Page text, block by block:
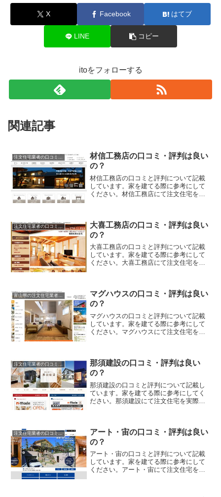
X Facebook はてブ
LINE コピー
itoをフォローする
関連記事
注文住宅業者の口コミと評判、体験談
材信工務店の口コミ・評判は良い
の？
材信工務店の口コミと評判について記載
しています。家を建てる際に参考にして
ください。材信工務店にて注文住宅を実
注文住宅業者の口コミと評判、体験談
大喜工務店の口コミ・評判は良い
の？
大喜工務店の口コミと評判について記載
しています。家を建てる際に参考にして
ください。大喜工務店にて注文住宅を実
マグハウスの口コミ・評判は良い
の？
マグハウスの口コミと評判について記載
しています。家を建てる際に参考にして
ください。マグハウスにて注文住宅を実
注文住宅業者の口コミと評判、体験談
那須建設の口コミ・評判は良い
の？
那須建設の口コミと評判について記載し
ています。家を建てる際に参考にしてく
ださい。那須建設にて注文住宅を実際に
注文住宅業者の口コミと評判、体験談
アート・宙の口コミ・評判は良い
の？
アート・宙の口コミと評判について記載
しています。家を建てる際に参考にして
ください。アート・宙にて注文住宅を実